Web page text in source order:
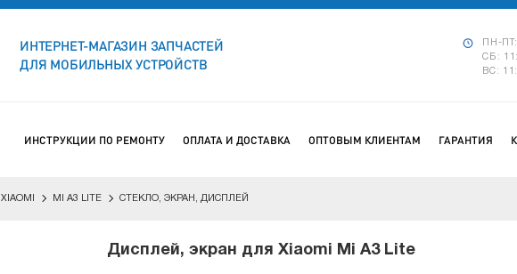
ИНТЕРНЕТ-МАГАЗИН ЗАПЧАСТЕЙ
ДЛЯ МОБИЛЬНЫХ УСТРОЙСТВ
ПН-
СБ:
ВС:
ИНСТРУКЦИИ ПО РЕМОНТУ ОПЛАТА И ДОСТАВКА ОПТОВЫМ КЛИЕНТАМ ГАРАНТИЯ
XIAOMI MI A3 LITE СТЕКЛО, ЭКРАН, ДИСПЛЕЙ
Дисплей, экран для Xiaomi Mi A3 Lite